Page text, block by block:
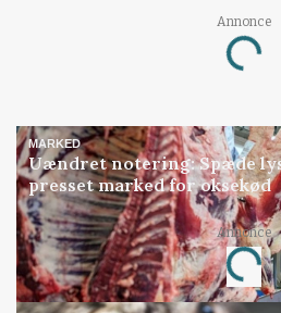
Annonce
MARKED
Uændret notering: Spæde
presset marked for oksekød
Annonce